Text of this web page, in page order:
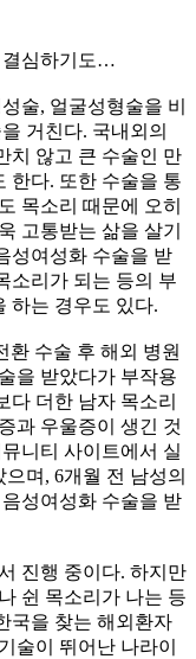
결심하기도…
술, 얼굴성형술을 비
거친다. 국내외의
치 않고 큰 수술인 만
한다. 또한 수술을 통
목소리 때문에 오히
고통받는 삶을 살기
성여성화 수술을 받
소리가 되는 등의 부
하는 경우도 있다.
환 수술 후 해외 병원
을 받았다가 부작용
다 더한 남자 목소리
과 우울증이 생긴 것
니티 사이트에서 실
며, 6개월 전 남성의
성여성화 수술을 받
진행 중이다. 하지만
쉰 목소리가 나는 등
국을 찾는 해외환자
술이 뛰어난 나라이